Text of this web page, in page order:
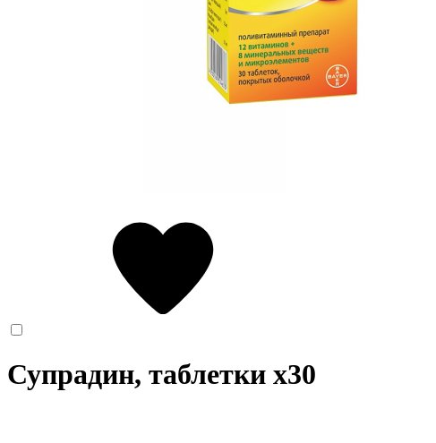
Супрадин, таблетки x30